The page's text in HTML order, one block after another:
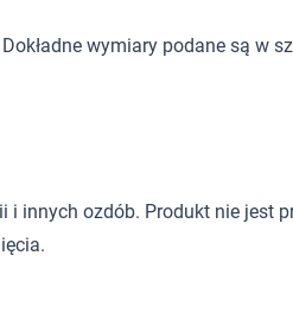
wymiary podane są w
innych ozdób. Produkt nie jest